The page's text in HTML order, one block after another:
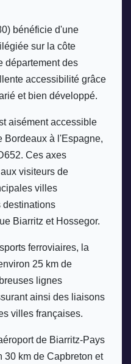
bénéficie d'une
sur la côte
département des
accessibilité grâce
et bien développé.
aisément accessible
Bordeaux à l'Espagne,
Ces axes
visiteurs de
villes
destinations
Biarritz et Hossegor.
ferroviaires, la
25 km de
lignes
ainsi des liaisons
villes françaises.
de Biarritz-Pays
30 km de Capbreton et